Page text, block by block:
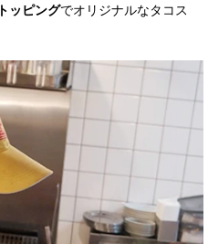
トッピングでオリジナルなタコス